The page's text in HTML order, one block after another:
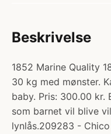
Beskrivelse
1852 Marine Quality
30 kg med mønster.
baby. Pris: 300.00 kr.
som barnet vil blive
lynlås.209283 -